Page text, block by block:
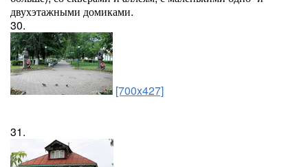
двухэтажными домиками.
30.
[700x427]
31.